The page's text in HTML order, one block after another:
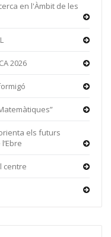
en l'Àmbit de les
2026
els futurs
centre